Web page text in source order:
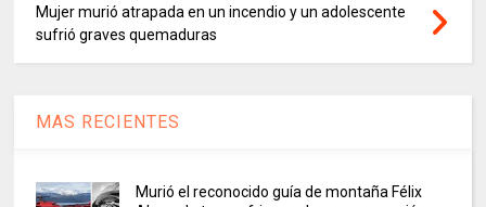
Mujer murió atrapada en un incendio y un adolescente
sufrió graves quemaduras
MAS RECIENTES
Murió el reconocido guía de montaña Félix